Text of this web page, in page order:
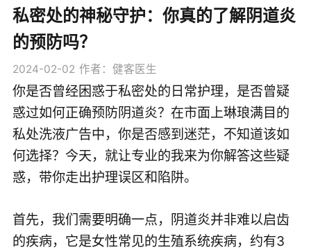
私密处的神秘守护：你真的了解阴道炎
的预防吗？
2024-02-02 作者：健客医生
你是否曾经困惑于私密处的日常护理，是否曾疑
惑过如何正确预防阴道炎？在市面上琳琅满目的
私处洗液广告中，你是否感到迷茫，不知道该如
何选择？今天，就让专业的我来为你解答这些疑
惑，带你走出护理误区和陷阱。
首先，我们需要明确一点，阴道炎并非难以启齿
的疾病，它是女性常见的生殖系统疾病，约有3